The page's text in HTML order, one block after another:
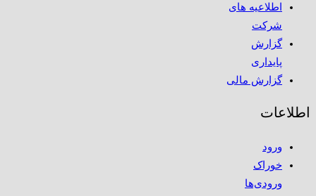
اطلاعیه های
شرکت
گزارش
پایداری
گزارش مالی
اطلاعات
ورود
خوراک
ورودی‌ها